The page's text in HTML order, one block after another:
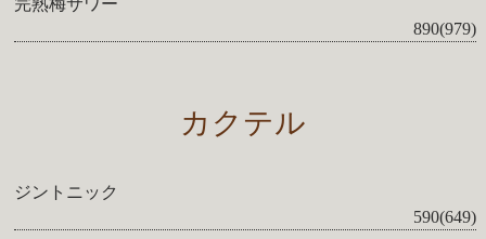
890(979)
カクテル
ジントニック
590(649)